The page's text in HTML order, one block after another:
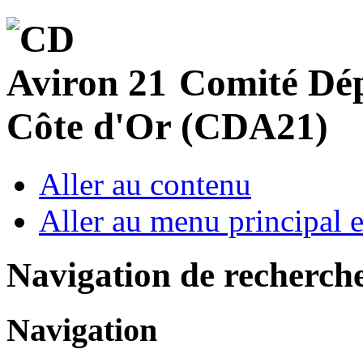
Comité
Côte d'Or (CDA21)
Aller au contenu
Aller au menu principal
Navigation de
Navigation